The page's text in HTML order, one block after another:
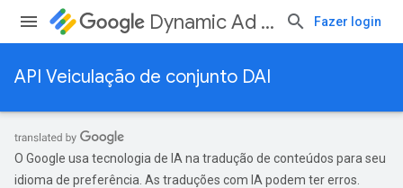
Dynamic Ad Insertion Fazer login
API Veiculação de conjunto DAI
O Google usa tecnologia de IA na tradução de conteúdos para seu
idioma de preferência. As traduções com IA podem ter erros.